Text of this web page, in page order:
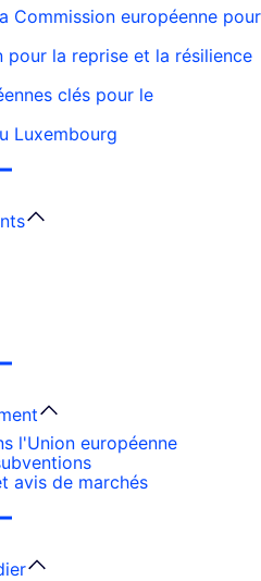
Commission européenne pour
pour la reprise et la résilience
clés pour le
Luxembourg
l'Union européenne
avis de marchés